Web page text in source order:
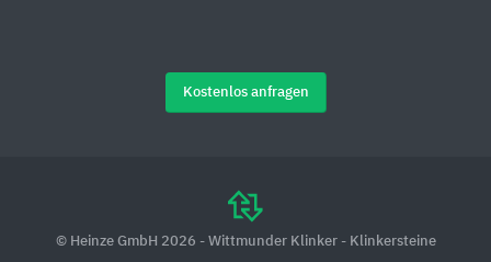
Kostenlos anfragen
© Heinze GmbH 2026 - Wittmunder Klinker - Klinkersteine